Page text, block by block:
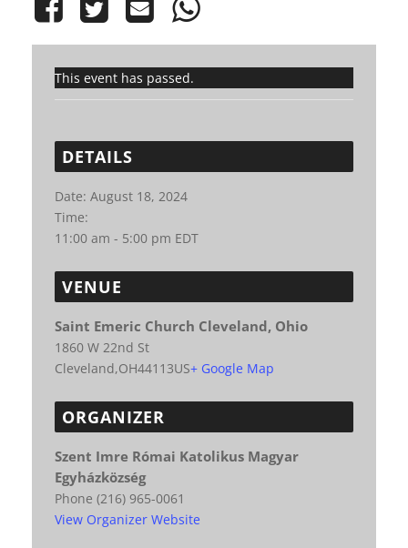
This event has passed.
DETAILS
Date: August 18, 2024
Time:
11:00 am - 5:00 pm EDT
VENUE
Saint Emeric Church Cleveland, Ohio
1860 W 22nd St
Cleveland,OH44113US+ Google Map
ORGANIZER
Szent Imre Római Katolikus Magyar
Egyházközség
Phone (216) 965-0061
View Organizer Website